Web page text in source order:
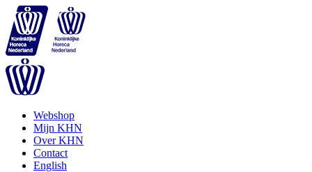
Webshop
Mijn KHN
Over KHN
Contact
English